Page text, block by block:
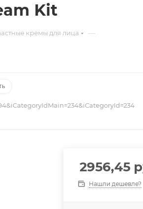
Kit
кремы для лица —
2956,45
Нашли дешевле?